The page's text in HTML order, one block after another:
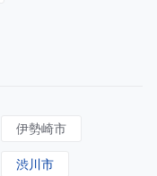
伊勢崎市
渋川市